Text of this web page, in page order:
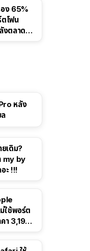
ง 65%
ตโฟน
งตลาดทำ
หลัง
ยเดิม?
my by
ะ !!!
ใช้พอร์ต
า 3,190